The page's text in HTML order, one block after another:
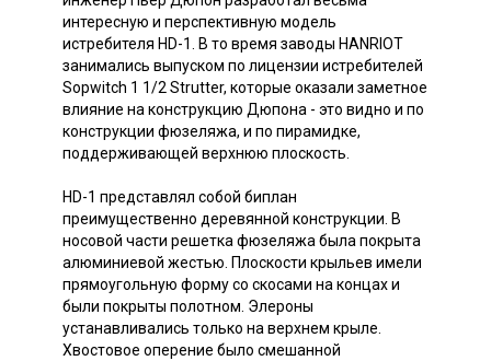
интересную и перспективную модель
истребителя HD-1. В то время заводы HANRIOT
занимались выпуском по лицензии истребителей
Sopwitch 1 1/2 Strutter, которые оказали заметное
влияние на конструкцию Дюпона - это видно и по
конструкции фюзеляжа, и по пирамидке,
поддерживающей верхнюю плоскость.
HD-1 представлял собой биплан
преимущественно деревянной конструкции. В
носовой части решетка фюзеляжа была покрыта
алюминиевой жестью. Плоскости крыльев имели
прямоугольную форму со скосами на концах и
были покрыты полотном. Элероны
устанавливались только на верхнем крыле.
Хвостовое оперение было смешанной